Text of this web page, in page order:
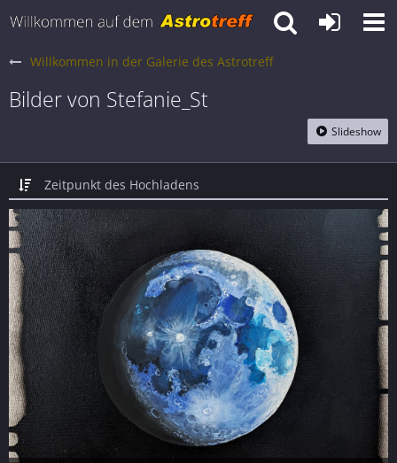
Willkommen in der Galerie des Astrotreff
Bilder von Stefanie_St
Slideshow
Zeitpunkt des Hochladens